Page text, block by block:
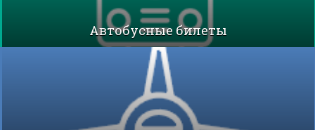
Автобусные билеты